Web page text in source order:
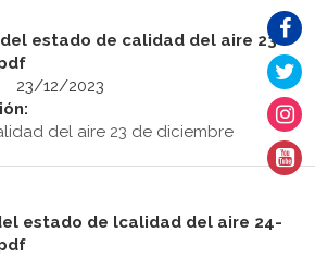
estado de calidad del aire 23-
23/12/2023
del aire 23 de diciembre
estado de lcalidad del aire 24-